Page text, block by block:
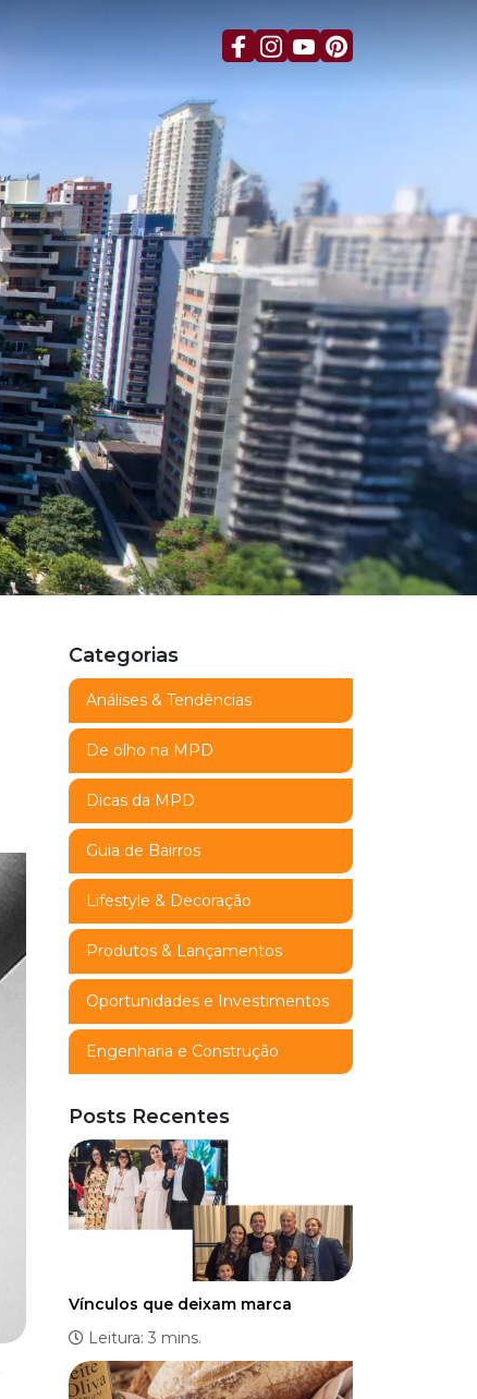
Categorias
Análises & Tendências
De olho na MPD
Dicas da MPD
Guia de Bairros
Lifestyle & Decoração
Produtos & Lançamentos
Oportunidades e Investimentos
Engenharia e Construção
Posts Recentes
Vínculos que deixam marca
Leitura: 3 mins.